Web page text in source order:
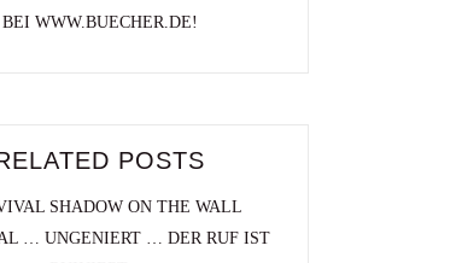
BEI WWW.BUECHER.DE!
POSTS
SHADOW ON THE WALL
… UNGENIERT … DER RUF IST